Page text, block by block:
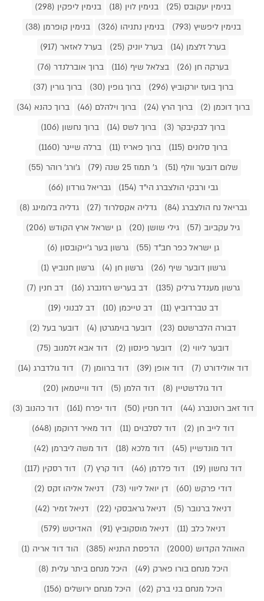
בנימין יעקובס (25)
בנימין לוין (18)
בנימין ליפקין (298)
בנימין ליפשיץ (793)
בנימין נתניהו (326)
בנימין קופרמן (38)
בערל זלצמן (14)
בערל יוניק (25)
בערל לאזאר (917)
בערקה חן (26)
בצלאל שיף (116)
ברוך אוברלנדר (76)
ברוך בועז יורקוביץ (296)
ברוך גופין (30)
ברוך גורין (37)
ברוך דוכמן (2)
ברוך הרץ (24) ברוך וילהלם (46)
ברוך כהנא (34)
ברוך לבקיבקר (3)
ברוך לשס (14)
ברוך נחשון (106)
ברוך סלונים (115)
ברוך פאריז (11)
ברלה שיינר (1160)
שלום דובער וולף (51)
ג' תמוז 25 שנה (79)
ג'ורג' רוהר (55)
גבי ורבקי הולצברג הי"ד (154)
גבריאל גורדון (66)
גבריאל נח הולצברג (84)
גדליה אקסלרוד (27)
גדליה בלומינג (8)
גיל עקביוב (57)
גילי שושן (20)
גן ישראל ארץ הקודש (206)
גן ישראל כפר חב"ד (55)
גרשון בער ג'ייקובסון (6)
גרשון דובער שיף (26)
גרשון חן (4)
גרשון חנוביץ (1)
גרשון מענדל גרליק (135)
דב בעריש רוזנברג (16)
דב חנין (7)
דב טברדוביץ (11)
דב טייכמן (10)
דב לבנוני (19)
דבורה הלברשטם (23)
דובער בוימגרטן (4)
דובער בעל (2)
דובער ליווי (2)
דובער פינסון (2)
דוד אבא זלמנוב (75)
דוד אולידורט (7)
דוד אופן (39) דוד ברוומן (7)
דוד גולדברג (14)
דוד גולדשטיין (8)
דוד הלמן (5)
דוד ווייטמאן (20)
דוד זאב רוטנברג (44)
דוד חנזין (50) דוד יפרח (161)
דוד כהנוב (3)
דוד לייב חן (2)
דוד לסלבוים (11)
דוד מאיר דרוקמן (648)
דוד מונדשיין (45)
דוד מלכא (18)
דוד משה ליברמן (42)
דוד נחשון (19)
דוד פלדמן (46) דוד קרץ (7)
דוד רסקין (117)
דודי פרקש (60)
דן יואל ליווי (73)
דניאל אליהו זקס (2)
דניאל ברנובר (5)
דניאל גראבסקי (22)
דניאל זמיר (42)
דניאל כלב (11)
דניאל מוסקוביץ (91)
האדיטש (579)
האוהל הקדוש (2000)
הדפסת התניא (385)
הוד דוד אריה (1)
היכל מנחם בורו פארק (49)
היכל מנחם ביתר עלית (8)
היכל מנחם בני ברק (62)
היכל מנחם ירושלים (156)